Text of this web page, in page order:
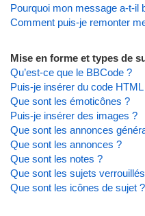
Pourquoi mon message a-t-il
Comment puis-je remonter
Mise en forme et types de
Qu’est-ce que le BBCode ?
Puis-je insérer du code
Que sont les émoticônes ?
Puis-je insérer des images ?
Que sont les annonces
Que sont les annonces ?
Que sont les notes ?
Que sont les sujets
Que sont les icônes de sujet ?